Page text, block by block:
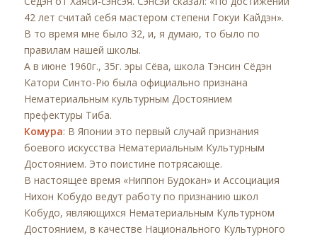
42 лет считай себя мастером степени Гокуи Кайдэн».
В то время мне было 32, и, я думаю, то было по
правилам нашей школы.
А в июне 1960г., 35г. эры Сёва, школа Тэнсин Сёдэн
Катори Синто-Рю была официально признана
Нематериальным культурным Достоянием
префектуры Тиба.
Комура: В Японии это первый случай признания
боевого искусства Нематериальным Культурным
Достоянием. Это поистине потрясающе.
В настоящее время «Ниппон Будокан» и Ассоциация
Нихон Кобудо ведут работу по признанию школ
Кобудо, являющихся Нематериальным Культурном
Достоянием, в качестве Национального Культурного